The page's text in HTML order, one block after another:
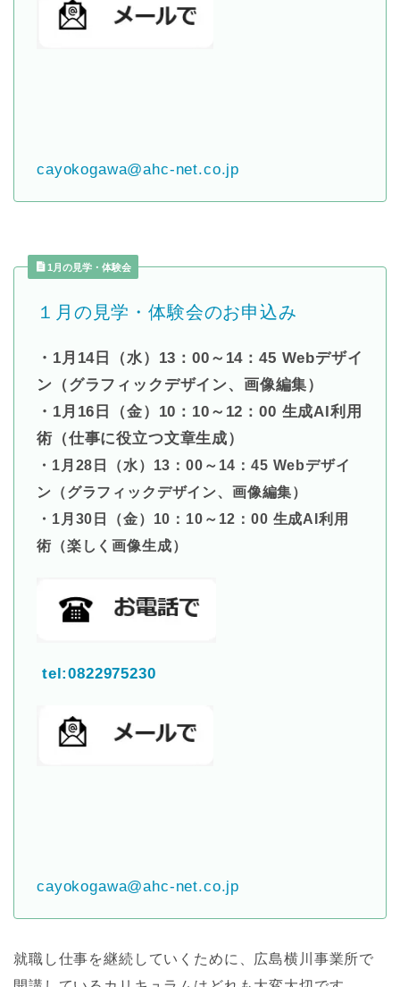
cayokogawa@ahc-net.co.jp
1月の見学・体験会
１ 月の見学・体験会のお申込み
・1月14 日（水）13：00～14：45 Webデザイ
ン（グラフィックデザイン、画像編集）
・1月16 日（金）10：10～12：00 生成AI利用
術（仕事に役立つ文章生成）
・1 月28日（水）13：00～14：45 Webデザイ
ン（グラフィックデザイン、画像編集）
・1 月30日（金）10：10～12：00 生成AI利用
術（楽しく画像生成）
tel:0822975230
cayokogawa@ahc-net.co.jp
就職し仕事を継続していくために、広島横川事業所で